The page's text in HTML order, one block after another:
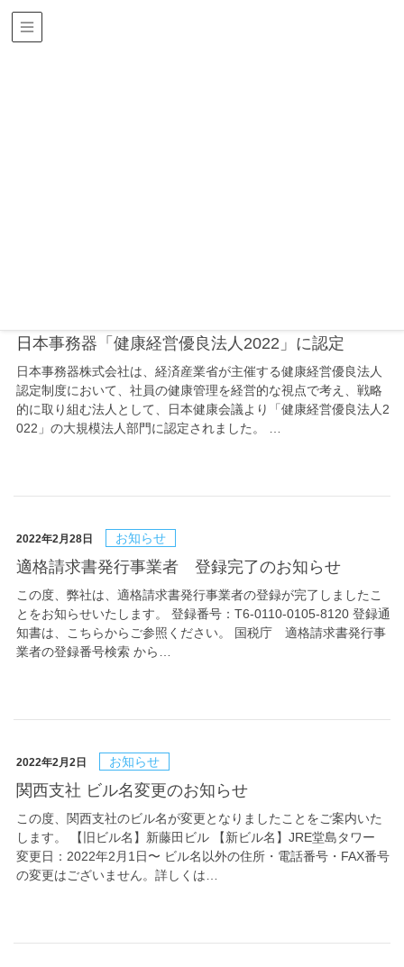
日本事務器「健康経営優良法人2022」に認定
日本事務器株式会社は、経済産業省が主催する健康経営優良法人
認定制度において、社員の健康管理を経営的な視点で考え、戦略
的に取り組む法人として、日本健康会議より「健康経営優良法人2
022」の大規模法人部門に認定されました。 …
2022年2月28日 お知らせ
適格請求書発行事業者 登録完了のお知らせ
この度、弊社は、適格請求書発行事業者の登録が完了しましたこ
とをお知らせいたします。 登録番号：T6-0110-0105-8120 登録通
知書は、こちらからご参照ください。 国税庁 適格請求書発行事
業者の登録番号検索 から…
2022年2月2日 お知らせ
関西支社 ビル名変更のお知らせ
この度、関西支社のビル名が変更となりましたことをご案内いた
します。 【旧ビル名】新藤田ビル 【新ビル名】JRE堂島タワー
変更日：2022年2月1日〜 ビル名以外の住所・電話番号・FAX番号
の変更はございません。詳しくは…